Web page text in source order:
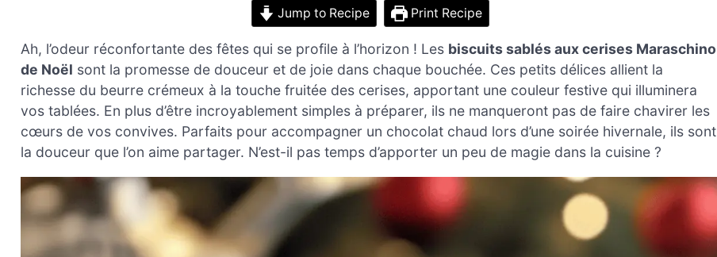
Jump to Recipe Print Recipe
Ah, l’odeur réconfortante des fêtes qui se profile à l’horizon ! Les biscuits sablés aux cerises Maraschino
de Noël sont la promesse de douceur et de joie dans chaque bouchée. Ces petits délices allient la
richesse du beurre crémeux à la touche fruitée des cerises, apportant une couleur festive qui illuminera
vos tablées. En plus d’être incroyablement simples à préparer, ils ne manqueront pas de faire chavirer les
cœurs de vos convives. Parfaits pour accompagner un chocolat chaud lors d’une soirée hivernale, ils sont
la douceur que l’on aime partager. N’est-il pas temps d’apporter un peu de magie dans la cuisine ?